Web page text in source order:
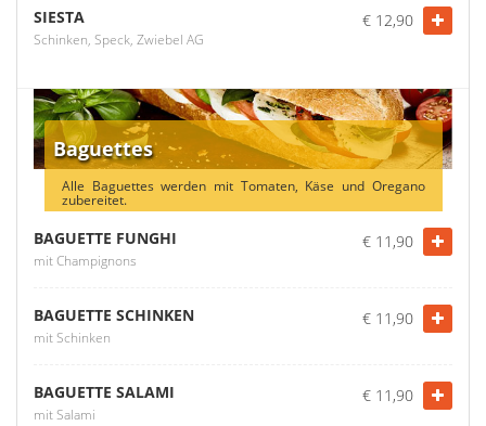
SIESTA
Schinken, Speck, Zwiebel AG
€ 12,90
Baguettes
Alle Baguettes werden mit Tomaten, Käse und Oregano
zubereitet.
BAGUETTE FUNGHI
mit Champignons
€ 11,90
BAGUETTE SCHINKEN
mit Schinken
€ 11,90
BAGUETTE SALAMI
mit Salami
€ 11,90